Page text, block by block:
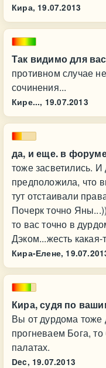
Кира, 19.07.2013
Так видимо для
противном случае
сочинения...
Кире..., 19.07.2013
да, и еще. в
тоже засветились.
предположила, что
тут отстаивали
Почерк точно
то вас точно в
Дэком...жесть какая-
Кира-Елене,
Кира, судя по
Вы от дурдома тоже
прогневаем Бога,
палатах.
Dec, 19.07.2013